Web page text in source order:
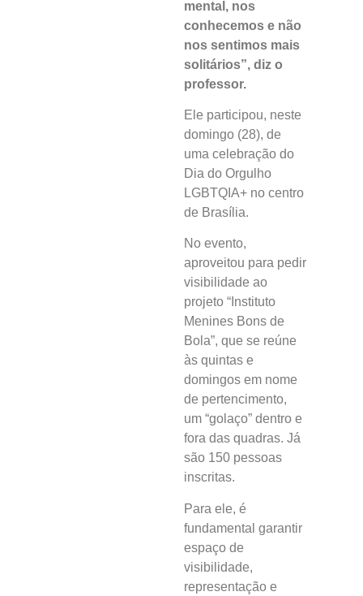
mental, nos
conhecemos e não
nos sentimos mais
solitários”, diz o
professor.
Ele participou, neste
domingo (28), de
uma celebração do
Dia do Orgulho
LGBTQIA+ no centro
de Brasília.
No evento,
aproveitou para pedir
visibilidade ao
projeto “Instituto
Menines Bons de
Bola”, que se reúne
às quintas e
domingos em nome
de pertencimento,
um “golaço” dentro e
fora das quadras. Já
são 150 pessoas
inscritas.
Para ele, é
fundamental garantir
espaço de
visibilidade,
representação e